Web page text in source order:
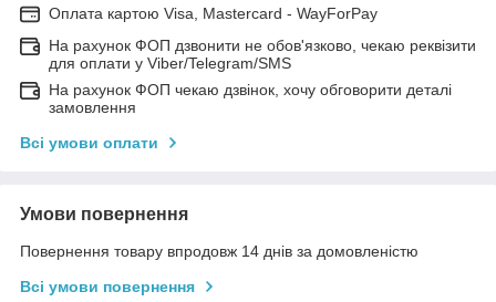
Оплата картою Visa, Mastercard - WayForPay
На рахунок ФОП дзвонити не обов'язково, чекаю реквізити
для оплати у Viber/Telegram/SMS
На рахунок ФОП чекаю дзвінок, хочу обговорити деталі
замовлення
Всі умови оплати
Умови повернення
Повернення товару впродовж 14 днів за домовленістю
Всі умови повернення